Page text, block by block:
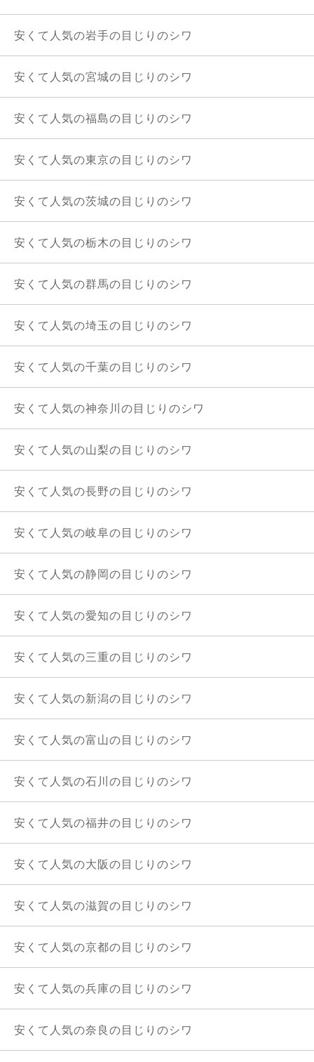
安くて人気の岩手の目じりのシワ
安くて人気の宮城の目じりのシワ
安くて人気の福島の目じりのシワ
安くて人気の東京の目じりのシワ
安くて人気の茨城の目じりのシワ
安くて人気の栃木の目じりのシワ
安くて人気の群馬の目じりのシワ
安くて人気の埼玉の目じりのシワ
安くて人気の千葉の目じりのシワ
安くて人気の神奈川の目じりのシワ
安くて人気の山梨の目じりのシワ
安くて人気の長野の目じりのシワ
安くて人気の岐阜の目じりのシワ
安くて人気の静岡の目じりのシワ
安くて人気の愛知の目じりのシワ
安くて人気の三重の目じりのシワ
安くて人気の新潟の目じりのシワ
安くて人気の富山の目じりのシワ
安くて人気の石川の目じりのシワ
安くて人気の福井の目じりのシワ
安くて人気の大阪の目じりのシワ
安くて人気の滋賀の目じりのシワ
安くて人気の京都の目じりのシワ
安くて人気の兵庫の目じりのシワ
安くて人気の奈良の目じりのシワ